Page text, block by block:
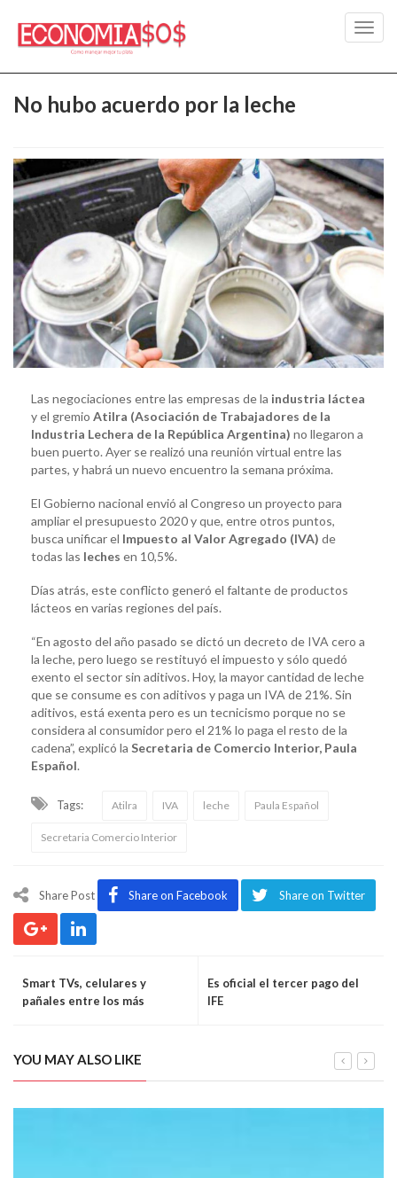
No hubo acuerdo por la leche
Las negociaciones entre las empresas de la industria láctea
y el gremio Atilra (Asociación de Trabajadores de la
Industria Lechera de la República Argentina) no llegaron a
buen puerto. Ayer se realizó una reunión virtual entre las
partes, y habrá un nuevo encuentro la semana próxima.
El Gobierno nacional envió al Congreso un proyecto para
ampliar el presupuesto 2020 y que, entre otros puntos,
busca unificar el Impuesto al Valor Agregado (IVA) de
todas las leches en 10,5%.
Días atrás, este conflicto generó el faltante de productos
lácteos en varias regiones del país.
“En agosto del año pasado se dictó un decreto de IVA cero a
la leche, pero luego se restituyó el impuesto y sólo quedó
exento el sector sin aditivos. Hoy, la mayor cantidad de leche
que se consume es con aditivos y paga un IVA de 21%. Sin
aditivos, está exenta pero es un tecnicismo porque no se
considera al consumidor pero el 21% lo paga el resto de la
cadena”, explicó la Secretaria de Comercio Interior, Paula
Español.
Tags: Atilra IVA leche Paula Español
Secretaria Comercio Interior
Share Post Share on Facebook Share on Twitter
Smart TVs, celulares y
pañales entre los más
Es oficial el tercer pago del
IFE
YOU MAY ALSO LIKE